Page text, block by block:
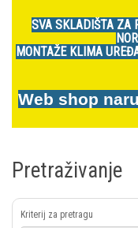
SVA SKLADIŠTA ZA
MONTAŽE KLIMA
Web shop
Pretraživanje
Kriterij za pretragu